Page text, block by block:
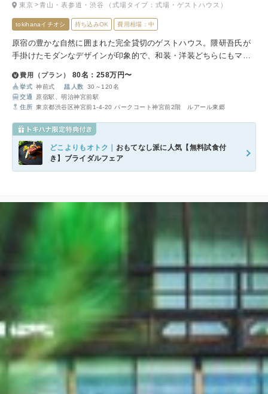
tokihanaイチオシ 持ち込みOK 費用相場：中
原宿の豊かな自然に囲まれた完全貸切のゲストハウス。隈研吾氏が
手掛けたモダンなデザインが印象的で、和装・洋装どちらにもマッ
と共に忘れられない時間を過ごせます。
東京 青山・表参道・渋谷 （式場タイプ：式場・ゲストハウス）
費用（プラン） 80名：258万円〜
挙式 神前式 人数
30～120名
交通
原宿駅、明治神宮前駅
住所 東京都渋谷区神宮前1-4-20 パークコート神宮前2階 ルアール東郷
どこよりもオトク｜ おもてなし派に人気【無料試食付
き】ブライダルフェア